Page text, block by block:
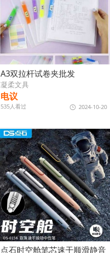
A3双拉杆试卷夹批发
凝柔文具
电议
535人看过 2024-10-20
点石时空舱笔芯速干顺滑静音